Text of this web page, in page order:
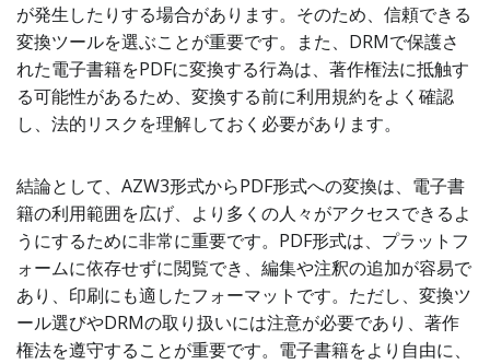
が発生したりする場合があります。そのため、信頼できる
変換ツールを選ぶことが重要です。また、DRMで保護さ
れた電子書籍をPDFに変換する行為は、著作権法に抵触す
る可能性があるため、変換する前に利用規約をよく確認
し、法的リスクを理解しておく必要があります。
結論として、AZW3形式からPDF形式への変換は、電子書
籍の利用範囲を広げ、より多くの人々がアクセスできるよ
うにするために非常に重要です。PDF形式は、プラットフ
ォームに依存せずに閲覧でき、編集や注釈の追加が容易で
あり、印刷にも適したフォーマットです。ただし、変換ツ
ール選びやDRMの取り扱いには注意が必要であり、著作
権法を遵守することが重要です。電子書籍をより自由に、